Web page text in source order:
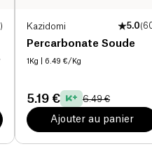
) Kazidomi 5.0(
Percarbonate Soude
1Kg | 6.49 €/Kg
5.19 € 6.49 €
Ajouter au panier